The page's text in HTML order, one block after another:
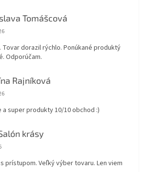
Tomášcová
obchodu je 5 z 5 hviezdičiek.
dorazil rýchlo. Ponúkané produktý
Odporúčam.
Rajníková
obchodu je 5 z 5 hviezdičiek.
super produkty 10/10 obchod :)
krásy
obchodu je 5 z 5 hviezdičiek.
prístupom. Veľký výber tovaru. Len viem